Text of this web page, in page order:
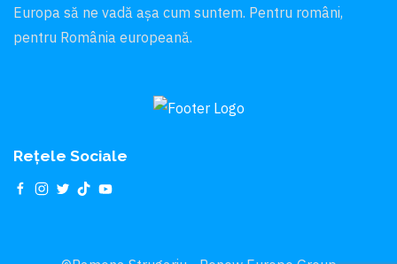
Europa să ne vadă aşa cum suntem. Pentru români,
pentru România europeană.
Rețele Sociale